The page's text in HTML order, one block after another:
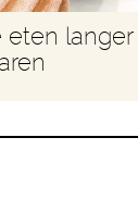
eten langer